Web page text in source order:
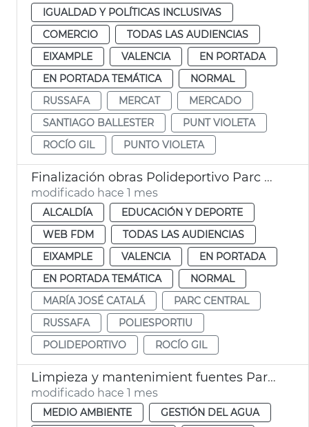
IGUALDAD Y POLÍTICAS INCLUSIVAS
COMERCIO
TODAS LAS AUDIENCIAS
EIXAMPLE
VALENCIA
EN PORTADA
EN PORTADA TEMÁTICA
NORMAL
RUSSAFA
MERCAT
MERCADO
SANTIAGO BALLESTER
PUNT VIOLETA
ROCÍO GIL
PUNTO VIOLETA
Finalización obras Polideportivo Parc Central València
modificado hace 1 mes
ALCALDÍA
EDUCACIÓN Y DEPORTE
WEB FDM
TODAS LAS AUDIENCIAS
EIXAMPLE
VALENCIA
EN PORTADA
EN PORTADA TEMÁTICA
NORMAL
MARÍA JOSÉ CATALÁ
PARC CENTRAL
RUSSAFA
POLIESPORTIU
POLIDEPORTIVO
ROCÍO GIL
Limpieza y mantenimient fuentes Parc Central València
modificado hace 1 mes
MEDIO AMBIENTE
GESTIÓN DEL AGUA